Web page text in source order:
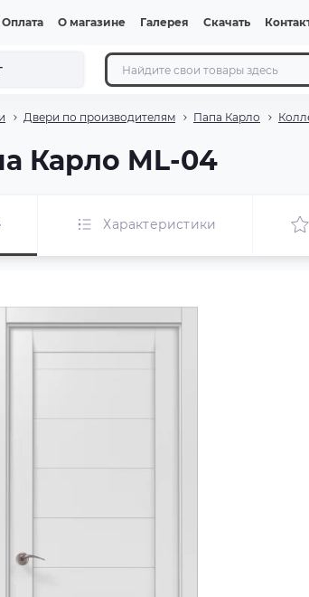
Оплата О магазине Галерея Скачать
Двери по производителям Папа Карло
Карло ML-04
Характеристики